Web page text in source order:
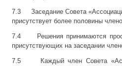
7.3 Заседание Совета
присутствует более половины
7.4 Решения принимаются
присутствующих на заседании
7.5 Каждый член Совета